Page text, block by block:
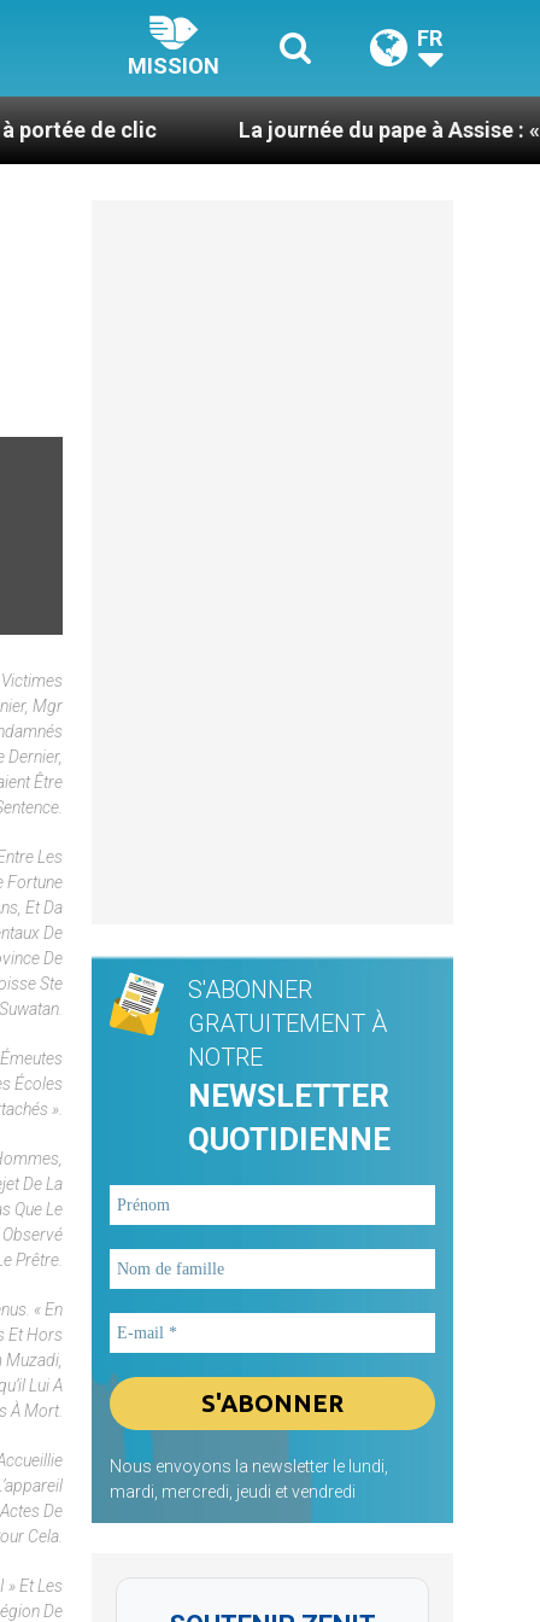
MISSION
FR
clic La journée du pape à Assise : « Allons-y !
Mgr
Dernier,
Être
Les
Fortune
Et Da
De
De
Ste
Écoles
».
De La
Que Le
Observé
Prêtre.
« En
Et Hors
Muzadi,
Lui A
À Mort.
De
Cela.
Et Les
De
S'ABONNER
GRATUITEMENT À
NOTRE
NEWSLETTER
QUOTIDIENNE
Nous envoyons la newsletter le lundi,
mardi, mercredi, jeudi et vendredi